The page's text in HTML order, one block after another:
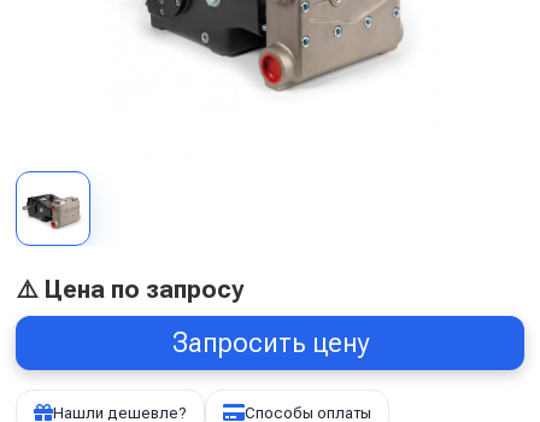
⚠️ Цена по запросу
Запросить цену
Нашли дешевле? Способы оплаты